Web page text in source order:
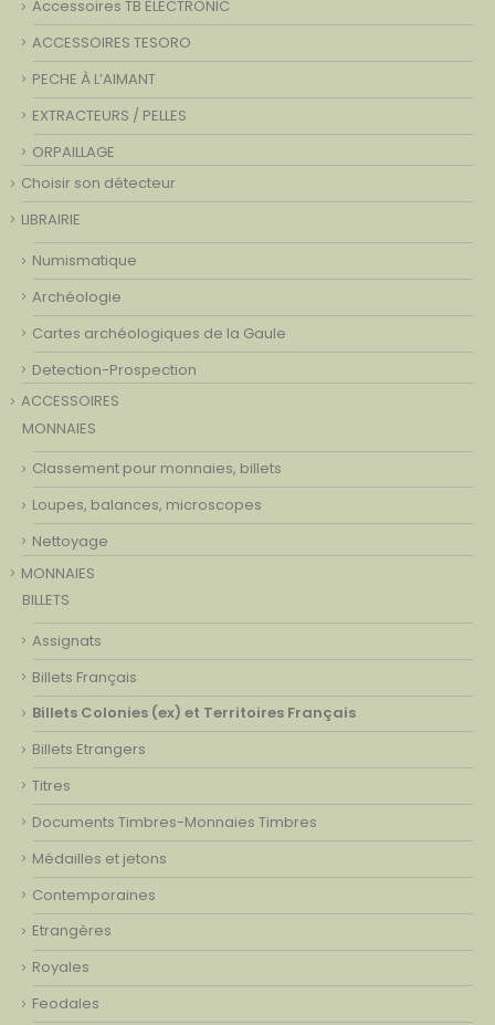
Accessoires TB ELECTRONIC
ACCESSOIRES TESORO
PECHE À L’AIMANT
EXTRACTEURS / PELLES
ORPAILLAGE
Choisir son détecteur
LIBRAIRIE
Numismatique
Archéologie
Cartes archéologiques de la Gaule
Detection-Prospection
ACCESSOIRES
MONNAIES
Classement pour monnaies, billets
Loupes, balances, microscopes
Nettoyage
MONNAIES
BILLETS
Assignats
Billets Français
Billets Colonies (ex) et Territoires Français
Billets Etrangers
Titres
Documents Timbres-Monnaies Timbres
Médailles et jetons
Contemporaines
Etrangères
Royales
Feodales